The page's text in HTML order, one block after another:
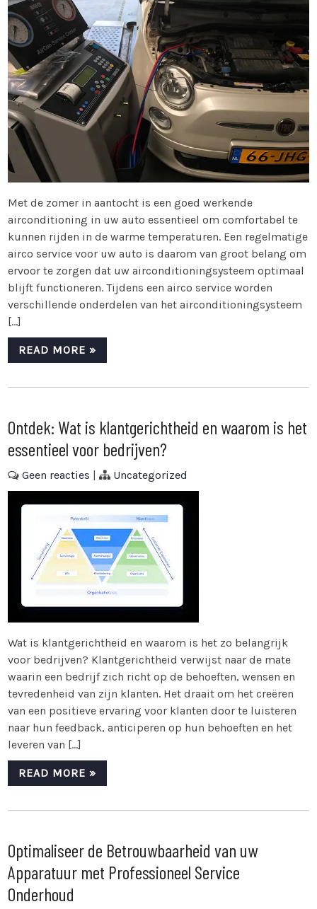
Met de zomer in aantocht is een goed werkende
airconditioning in uw auto essentieel om comfortabel te
kunnen rijden in de warme temperaturen. Een regelmatige
airco service voor uw auto is daarom van groot belang om
ervoor te zorgen dat uw airconditioningsysteem optimaal
blijft functioneren. Tijdens een airco service worden
verschillende onderdelen van het airconditioningsysteem
[…]
READ MORE »
Ontdek: Wat is klantgerichtheid en waarom is het
essentieel voor bedrijven?
Geen reacties | Uncategorized
Wat is klantgerichtheid en waarom is het zo belangrijk
voor bedrijven? Klantgerichtheid verwijst naar de mate
waarin een bedrijf zich richt op de behoeften, wensen en
tevredenheid van zijn klanten. Het draait om het creëren
van een positieve ervaring voor klanten door te luisteren
naar hun feedback, anticiperen op hun behoeften en het
leveren van […]
READ MORE »
Optimaliseer de Betrouwbaarheid van uw
Apparatuur met Professioneel Service
Onderhoud